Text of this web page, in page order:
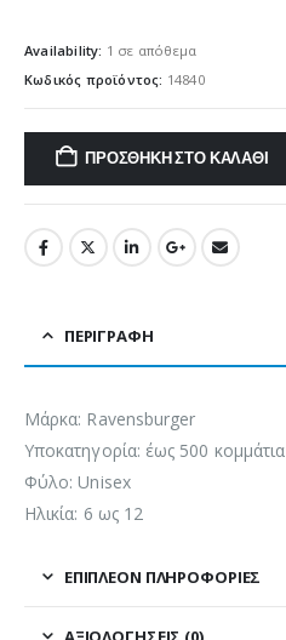
Availability: 1 σε απόθεμα
Κωδικός προϊόντος: 14840
ΠΡΟΣΘΉΚΗ ΣΤΟ ΚΑΛΆΘΙ
ΠΕΡΙΓΡΑΦΉ
Μάρκα: Ravensburger
Υποκατηγορία: έως 500 κομμάτια
Φύλο: Unisex
Ηλικία: 6 ως 12
ΕΠΙΠΛΈΟΝ ΠΛΗΡΟΦΟΡΊΕΣ